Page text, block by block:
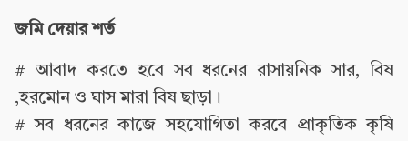
জমি দেয়ার শর্ত
# আবাদ করতে হবে সব ধরনের রাসায়নিক সার, বিষ
,হরমোন ও ঘাস মারা বিষ ছাড়া।
# সব ধরনের কাজে সহযোগিতা করবে প্রাকৃতিক কৃষি